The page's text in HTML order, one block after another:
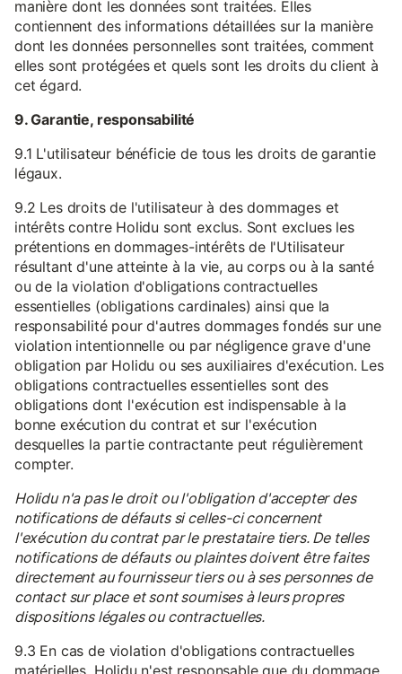
manière dont les données sont traitées. Elles
contiennent des informations détaillées sur la manière
dont les données personnelles sont traitées, comment
elles sont protégées et quels sont les droits du client à
cet égard.
9. Garantie, responsabilité
9.1 L'utilisateur bénéficie de tous les droits de garantie
légaux.
9.2 Les droits de l'utilisateur à des dommages et
intérêts contre Holidu sont exclus. Sont exclues les
prétentions en dommages-intérêts de l'Utilisateur
résultant d'une atteinte à la vie, au corps ou à la santé
ou de la violation d'obligations contractuelles
essentielles (obligations cardinales) ainsi que la
responsabilité pour d'autres dommages fondés sur une
violation intentionnelle ou par négligence grave d'une
obligation par Holidu ou ses auxiliaires d'exécution. Les
obligations contractuelles essentielles sont des
obligations dont l'exécution est indispensable à la
bonne exécution du contrat et sur l'exécution
desquelles la partie contractante peut régulièrement
compter.
Holidu n'a pas le droit ou l'obligation d'accepter des
notifications de défauts si celles-ci concernent
l'exécution du contrat par le prestataire tiers. De telles
notifications de défauts ou plaintes doivent être faites
directement au fournisseur tiers ou à ses personnes de
contact sur place et sont soumises à leurs propres
dispositions légales ou contractuelles.
9.3 En cas de violation d'obligations contractuelles